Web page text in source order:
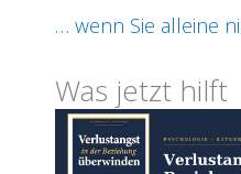
… wenn Sie alleine
Was jetzt hilft